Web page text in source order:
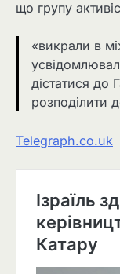
що групу
«викрали в
дістатися до
розподілити
Telegraph.co.uk